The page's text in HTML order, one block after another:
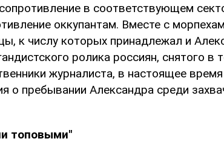
в соответствующем
оккупантам. Вместе с
к числу которых принадлежал и
ролика россиян, снятого в
журналиста, в настоящее время
о пребывании Александра среди
топовыми"